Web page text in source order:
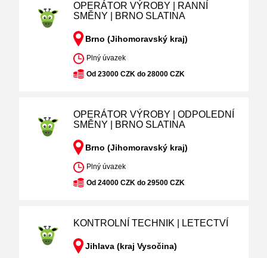
OPERÁTOR VÝROBY | RANNÍ
SMĚNY | BRNO SLATINA
Brno (Jihomoravský kraj)
Plný úvazek
Od 23000 CZK do 28000 CZK
OPERÁTOR VÝROBY | ODPOLEDNÍ
SMĚNY | BRNO SLATINA
Brno (Jihomoravský kraj)
Plný úvazek
Od 24000 CZK do 29500 CZK
KONTROLNÍ TECHNIK | LETECTVÍ
Jihlava (kraj Vysočina)